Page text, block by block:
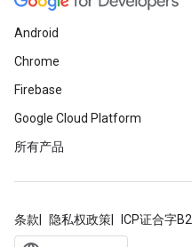
Android
Chrome
Firebase
Google Cloud Platform
所有产品
条款 隐私权政策 ICP证合字